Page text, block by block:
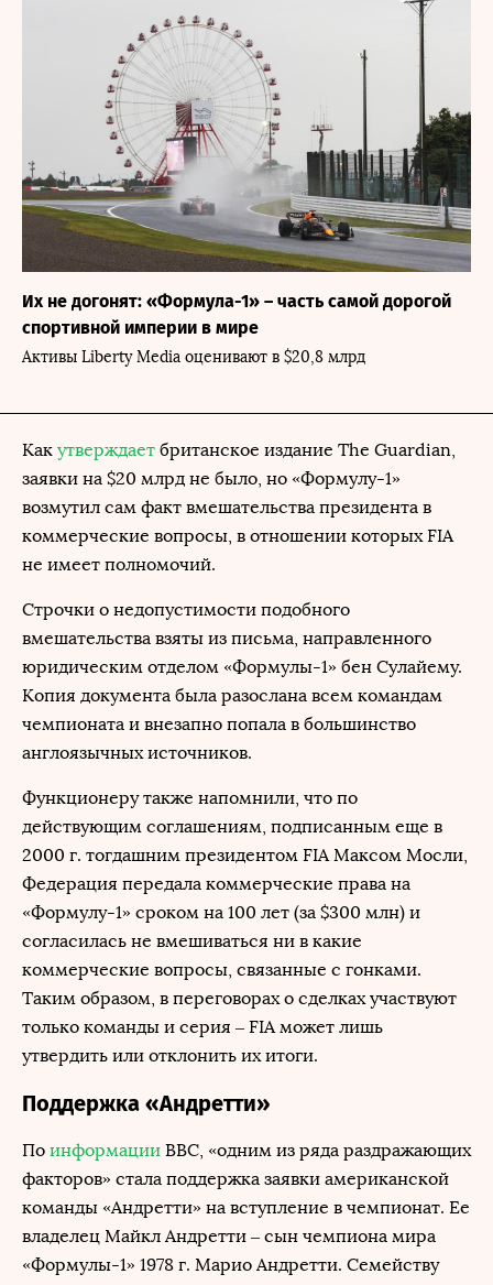
Их не догонят: «Формула-1» – часть самой дорогой
спортивной империи в мире
Активы Liberty Media оценивают в $20,8 млрд
Как утверждает британское издание The Guardian,
заявки на $20 млрд не было, но «Формулу-1»
возмутил сам факт вмешательства президента в
коммерческие вопросы, в отношении которых FIA
не имеет полномочий.
Строчки о недопустимости подобного
вмешательства взяты из письма, направленного
юридическим отделом «Формулы-1» бен Сулайему.
Копия документа была разослана всем командам
чемпионата и внезапно попала в большинство
англоязычных источников.
Функционеру также напомнили, что по
действующим соглашениям, подписанным еще в
2000 г. тогдашним президентом FIA Максом Мосли,
Федерация передала коммерческие права на
«Формулу-1» сроком на 100 лет (за $300 млн) и
согласилась не вмешиваться ни в какие
коммерческие вопросы, связанные с гонками.
Таким образом, в переговорах о сделках участвуют
только команды и серия – FIA может лишь
утвердить или отклонить их итоги.
Поддержка «Андретти»
По информации BBC, «одним из ряда раздражающих
факторов» стала поддержка заявки американской
команды «Андретти» на вступление в чемпионат. Ее
владелец Майкл Андретти – сын чемпиона мира
«Формулы-1» 1978 г. Марио Андретти. Семейству